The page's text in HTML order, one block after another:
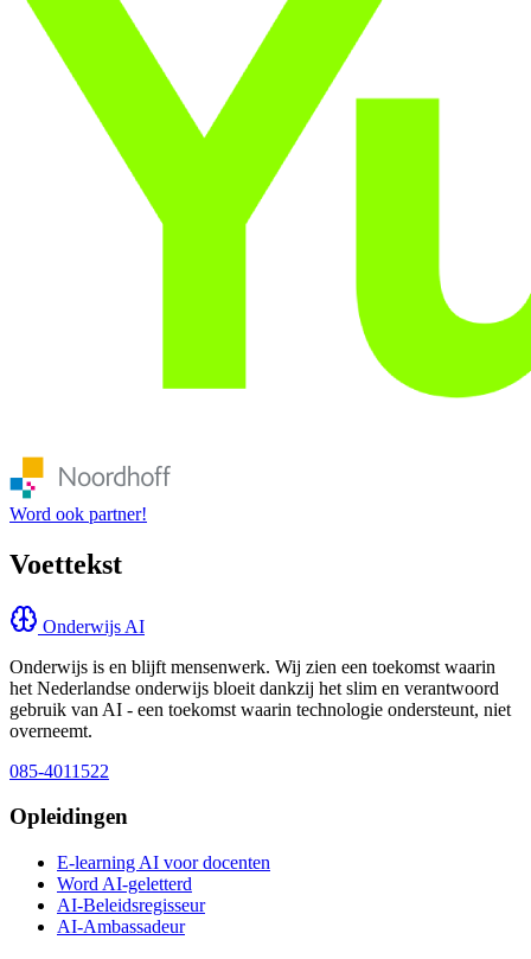
Word ook partner!
Voettekst
Onderwijs AI
Onderwijs is en blijft mensenwerk. Wij zien een toekomst waarin
het Nederlandse onderwijs bloeit dankzij het slim en verantwoord
gebruik van AI - een toekomst waarin technologie ondersteunt, niet
overneemt.
085-4011522
Opleidingen
E-learning AI voor docenten
Word AI-geletterd
AI-Beleidsregisseur
AI-Ambassadeur